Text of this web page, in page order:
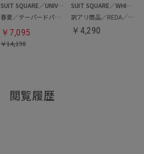
SUIT SQUARE／UNIVERSAL LANGUAGE／WHITE
春夏／テーパードパンツ
￥ 7,095
￥14,190
SUIT SQUARE／WHITE
訳アリ商品／REDA／テーパードパンツ
￥ 4,290
閲覧履歴